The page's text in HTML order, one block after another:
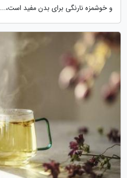
و خوشمزه نارنگی برای بدن مفید است،...